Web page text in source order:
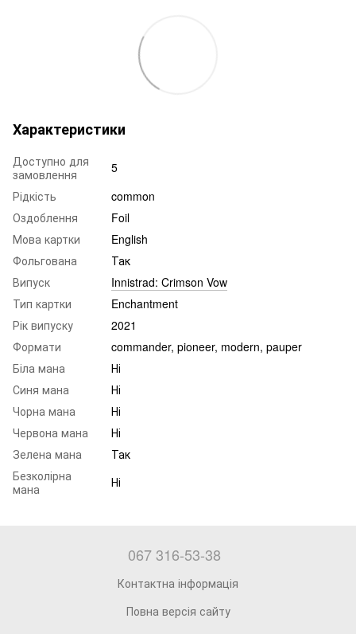
Характеристики
Доступно для
замовлення
5
Рідкість
common
Оздоблення
Foil
Мова картки
English
Фольгована
Так
Випуск
Innistrad: Crimson Vow
Тип картки
Enchantment
Рік випуску
2021
Формати
commander, pioneer, modern, pauper
Біла мана
Ні
Синя мана
Ні
Чорна мана
Ні
Червона мана
Ні
Зелена мана
Так
Безколірна
мана
Ні
067 316-53-38
Контактна інформація
Повна версія сайту